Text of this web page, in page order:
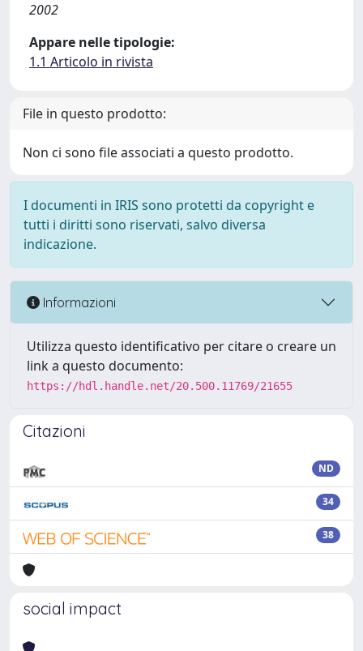
2002
Appare nelle tipologie:
1.1 Articolo in rivista
File in questo prodotto:
Non ci sono file associati a questo prodotto.
I documenti in IRIS sono protetti da copyright e
tutti i diritti sono riservati, salvo diversa
indicazione.
Informazioni
Utilizza questo identificativo per citare o creare un
link a questo documento:
https://hdl.handle.net/20.500.11769/21655
Citazioni
ND
34
38
social impact